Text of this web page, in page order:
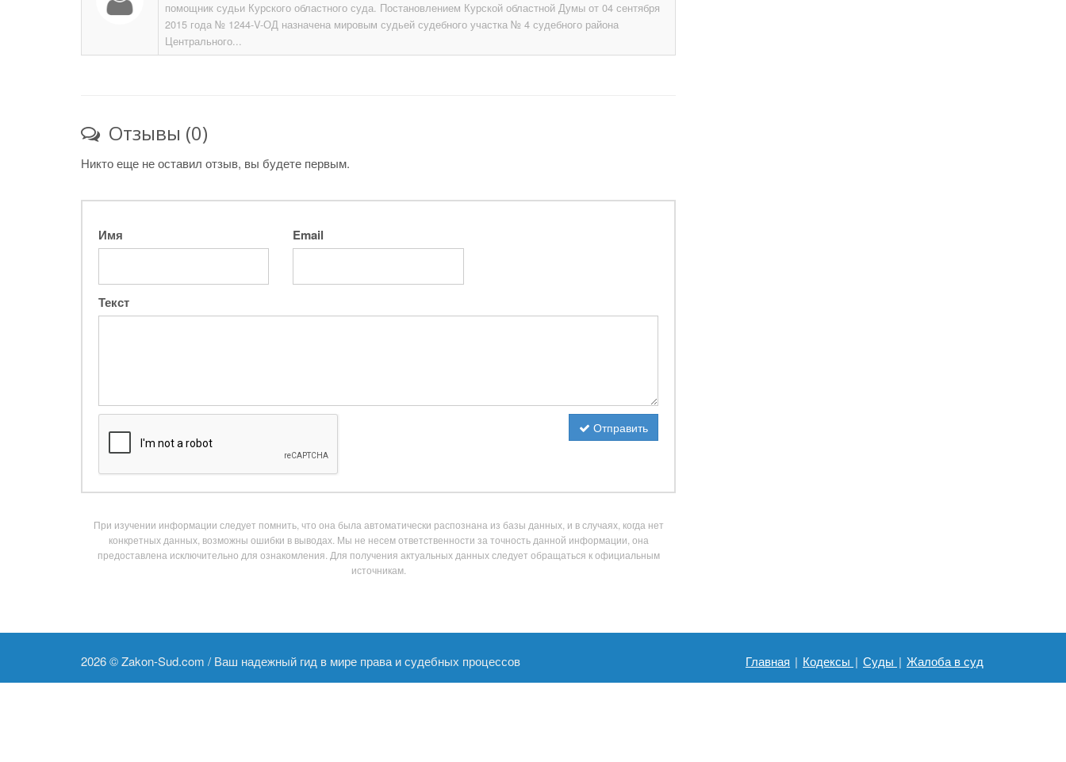
помощник судьи Курского областного суда. Постановлением Курской областной Думы от 04 сентября
2015 года № 1244-V-ОД назначена мировым судьей судебного участка № 4 судебного района
Центрального...
Отзывы (0)
Никто еще не оставил отзыв, вы будете первым.
Имя Email
Текст
Отправить
При изучении информации следует помнить, что она была автоматически распознана из базы данных, и в случаях, когда нет
конкретных данных, возможны ошибки в выводах. Мы не несем ответственности за точность данной информации, она
предоставлена исключительно для ознакомления. Для получения актуальных данных следует обращаться к официальным
источникам.
2026 ©Zakon-Sud.com / Ваш надежный гид в мире права и судебных процессов Главная | Кодексы | Суды | Жалоба в суд